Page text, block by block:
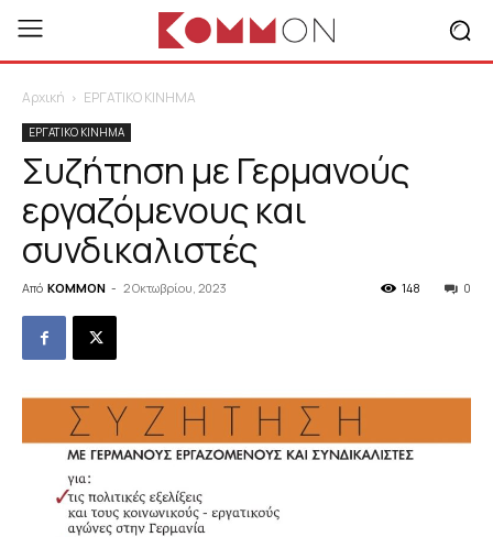
Αρχική ΕΡΓΑΤΙΚΟ ΚΙΝΗΜΑ
ΕΡΓΑΤΙΚΟ ΚΙΝΗΜΑ
Συζήτηση με Γερμανούς
εργαζόμενους και
συνδικαλιστές
Από KOMMON - 2 Οκτωβρίου, 2023 0
148